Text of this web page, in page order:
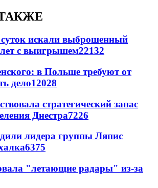
искали выброшенный
с выигрышем22132
в Польше требуют от
дело12028
стратегический запас
Днестра7226
лидера группы Ляпис
6375
"летающие радары" из-за